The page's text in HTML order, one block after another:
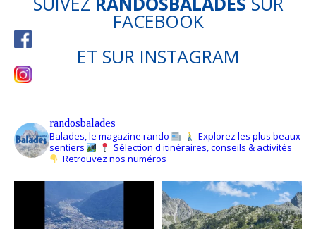
FACEBOOK
ET SUR INSTAGRAM
randosbalades
Balades, le magazine rando
Explorez les plus beaux
sentiers
Sélection d'itinéraires, conseils & activités
Retrouvez nos numéros